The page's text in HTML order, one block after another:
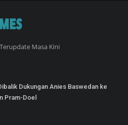
Masa Kini
Dukungan Anies Baswedan ke
Pram-Doel